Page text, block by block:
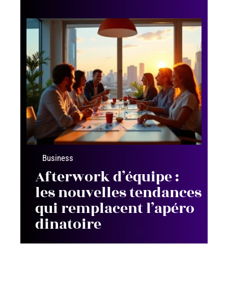
Business
Afterwork d’équipe :
les nouvelles tendances
qui remplacent l’apéro
dinatoire